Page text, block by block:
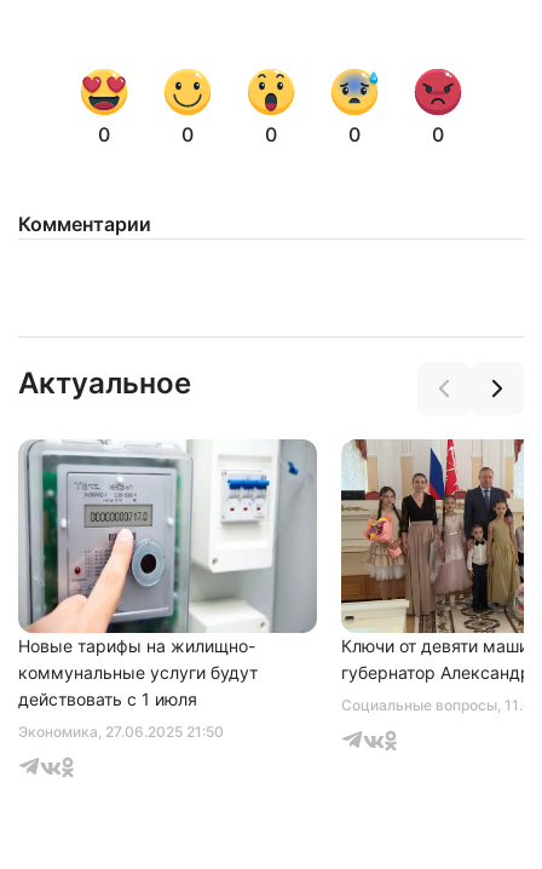
0 0 0 0 0
Комментарии
Актуальное
Экономика, 27.06.2025 21:50
Новые тарифы на жилищно-
коммунальные услуги будут
действовать с 1 июля
Социальные вопросы,
Ключи от девяти машин
губернатор Александр
Нажимая на кнопку "Отправить" вы
соглашаетесь с политикой конфиденциальности